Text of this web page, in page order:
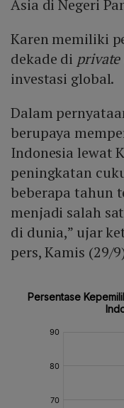
Asia di Negeri
Karen memiliki
dekade di
investasi global.
Dalam
berupaya
Indonesia lewat
peningkatan
beberapa tahun
menjadi salah
di dunia,” ujar
pers, Kamis (29/